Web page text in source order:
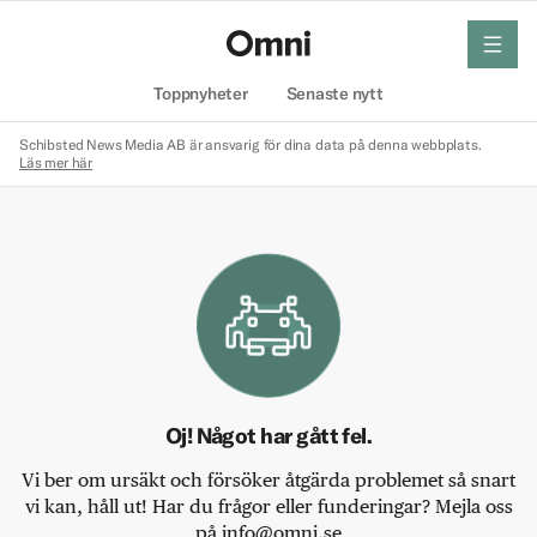
Toppnyheter Senaste nytt
meny
Schibsted News Media AB är ansvarig för dina data på denna webbplats.
Läs mer här
Oj! Något har gått fel.
Vi ber om ursäkt och försöker åtgärda problemet så snart
vi kan, håll ut! Har du frågor eller funderingar? Mejla oss